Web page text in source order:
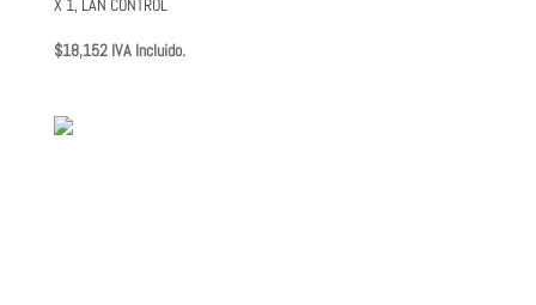
X 1, LAN CONTROL
$18,152 IVA Incluido.